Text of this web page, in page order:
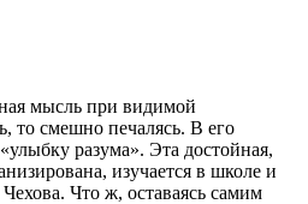
мысль при видимой
то смешно печалясь. В его
разума». Эта достойная,
изучается в школе и
Что ж, оставаясь самим